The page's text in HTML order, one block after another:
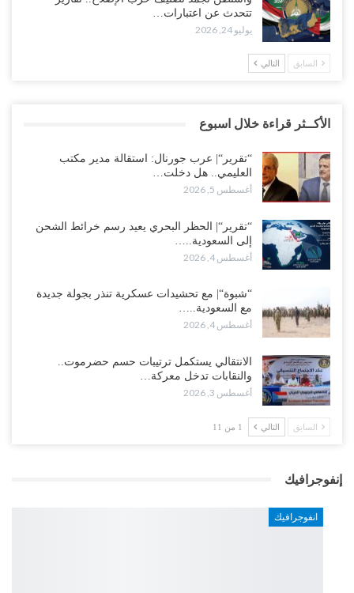
تتحدث عن اعتبارات…
يوليو 24, 2026
السابق التالي
الأكــثر قراءة خلال اسبوع
“تقرير“| عرب جورنال: استقالة مدير مكتب
العليمي.. هل دخلت…
أغسطس 5, 2026
“تقرير“| الحظر البحري يعيد رسم خرائط الشحن
إلى السعودية..…
أغسطس 4, 2026
“شبوة“| مع تحشيدات عسكرية تنذر بجولة جديدة
مع السعودية..…
أغسطس 4, 2026
الانتقالي يستكمل ترتيبات حسم حضرموت..
والنقابات تدخل معركة…
أغسطس 3, 2026
السابق التالي 1 من 11
إنفوجرافيك
انفوجرافيك